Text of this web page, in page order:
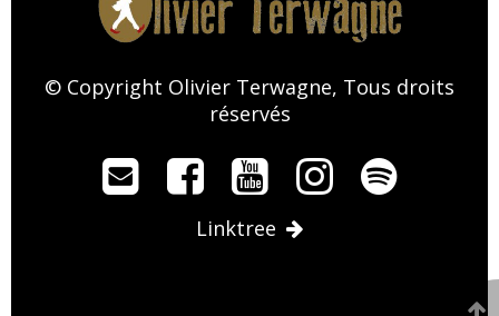
© Copyright Olivier Terwagne, Tous droits
réservés
Linktree